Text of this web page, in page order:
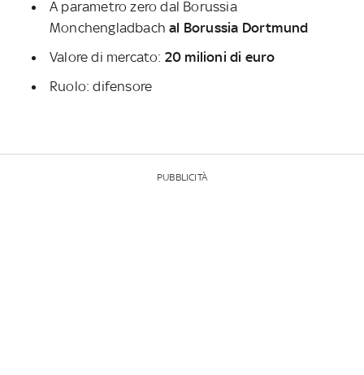
A parametro zero dal Borussia
Monchengladbachal Borussia Dortmund
Valore di mercato: 20 milioni di euro
Ruolo: difensore
PUBBLICITÀ